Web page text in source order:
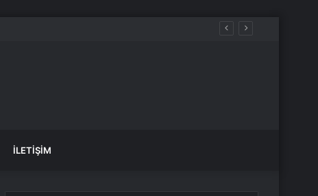
İLETIŞIM